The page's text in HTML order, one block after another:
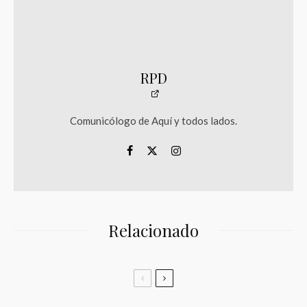
RPD
Comunicólogo de Aquí y todos lados.
Relacionado